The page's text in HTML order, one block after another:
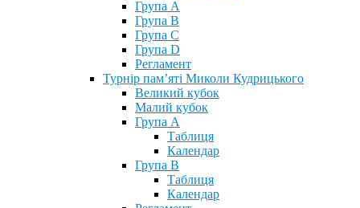
Група А
Група В
Група С
Група D
Регламент
Турнір пам’яті Миколи Кудрицького
Великий кубок
Малий кубок
Група А
Таблиця
Календар
Група В
Таблиця
Календар